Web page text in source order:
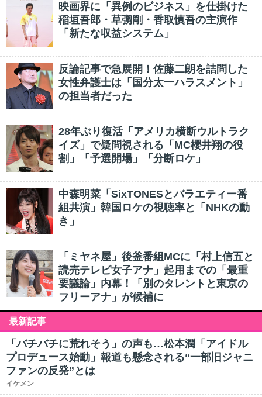
映画界に「異例のビジネス」を仕掛けた
稲垣吾郎・草彅剛・香取慎吾の主演作
「新たな収益システム」
反論記事で急展開！佐藤二朗を詰問した
女性弁護士は「国分太一ハラスメント」
の担当者だった
28年ぶり復活「アメリカ横断ウルトラク
イズ」で疑問視される「MC櫻井翔の役
割」「予選開場」「分断ロケ」
中森明菜「SixTONESとバラエティー番
組共演」韓国ロケの視聴率と「NHKの動
き」
「ミヤネ屋」後釜番組MCに「村上信五と
読売テレビ女子アナ」起用までの「最重
要議論」内幕！「別のタレントと東京の
フリーアナ」が候補に
最新記事
「バチバチに荒れそう」の声も…松本潤「アイドル
プロデュース始動」報道も懸念される“一部旧ジャニ
ファンの反発”とは
イケメン